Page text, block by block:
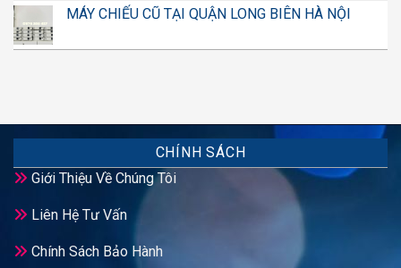
MÁY CHIẾU CŨ TẠI QUẬN LONG BIÊN HÀ NỘI
CHÍNH SÁCH
Giới Thiệu Về Chúng Tôi
Liên Hệ Tư Vấn
Chính Sách Bảo Hành